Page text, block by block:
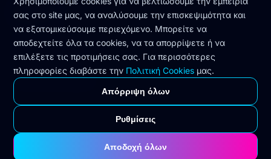
Νομικά
Πολιτική Απορρήτου
Όροι Χρήσης
Πολιτική Cookies
© 2026 NETMEDIA. Όλα τα δικαιώματα
διατηρούνται.
σας στο site μας, να αναλύσουμε την επισκεψιμότητα και
να εξατομικεύσουμε περιεχόμενο. Μπορείτε να
αποδεχτείτε όλα τα cookies, να τα απορρίψετε ή να
επιλέξετε τις προτιμήσεις σας. Για περισσότερες
πληροφορίες διαβάστε την Πολιτική Cookies μας.
Απόρριψη όλων
Ρυθμίσεις
Αποδοχή όλων